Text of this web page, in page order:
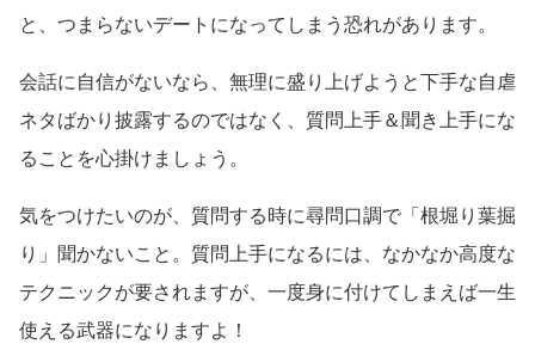
と、つまらないデートになってしまう恐れがあります。
会話に自信がないなら、無理に盛り上げようと下手な自虐
ネタばかり披露するのではなく、質問上手＆聞き上手にな
ることを心掛けましょう。
気をつけたいのが、質問する時に尋問口調で「根堀り葉掘
り」聞かないこと。質問上手になるには、なかなか高度な
テクニックが要されますが、一度身に付けてしまえば一生
使える武器になりますよ！